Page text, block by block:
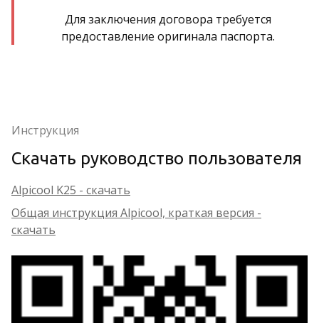
Для заключения договора требуется
предоставление оригинала паспорта.
Инструкция
Скачать руководство пользователя
Alpicool K25 - скачать
Общая инструкция Alpicool, краткая версия -
скачать